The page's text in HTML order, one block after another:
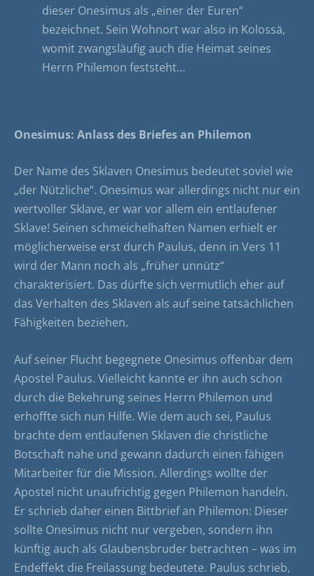
dieser Onesimus als „einer der Euren“
bezeichnet. Sein Wohnort war also in Kolossä,
womit zwangsläufig auch die Heimat seines
Herrn Philemon feststeht…
Onesimus: Anlass des Briefes an Philemon
Der Name des Sklaven Onesimus bedeutet soviel wie
„der Nützliche“. Onesimus war allerdings nicht nur ein
wertvoller Sklave, er war vor allem ein entlaufener
Sklave! Seinen schmeichelhaften Namen erhielt er
möglicherweise erst durch Paulus, denn in Vers 11
wird der Mann noch als „früher unnütz“
charakterisiert. Das dürfte sich vermutlich eher auf
das Verhalten des Sklaven als auf seine tatsächlichen
Fähigkeiten beziehen.
Auf seiner Flucht begegnete Onesimus offenbar dem
Apostel Paulus. Vielleicht kannte er ihn auch schon
durch die Bekehrung seines Herrn Philemon und
erhoffte sich nun Hilfe. Wie dem auch sei, Paulus
brachte dem entlaufenen Sklaven die christliche
Botschaft nahe und gewann dadurch einen fähigen
Mitarbeiter für die Mission. Allerdings wollte der
Apostel nicht unaufrichtig gegen Philemon handeln.
Er schrieb daher einen Bittbrief an Philemon: Dieser
sollte Onesimus nicht nur vergeben, sondern ihn
künftig auch als Glaubensbruder betrachten – was im
Endeffekt die Freilassung bedeutete. Paulus schrieb,